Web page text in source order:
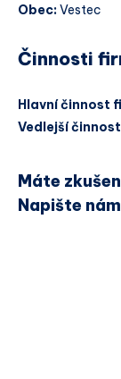
Obec:Vestec
Činnosti
Hlavní činnost
Vedlejší
Máte
Napište